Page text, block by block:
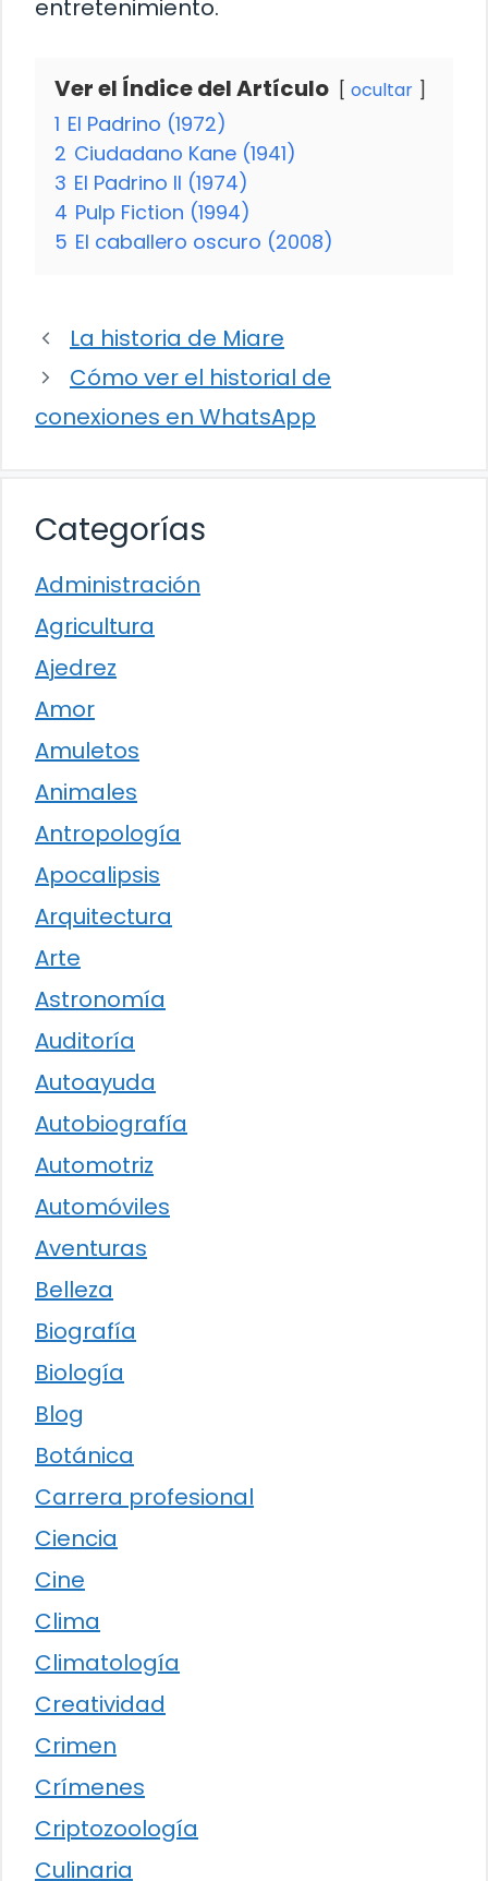
entretenimiento.
Ver el Índice del Artículo ocultar
1 El Padrino (1972)
2 Ciudadano Kane (1941)
3 El Padrino II (1974)
4 Pulp Fiction (1994)
5 El caballero oscuro (2008)
La historia de Miare
Cómo ver el historial de
conexiones en WhatsApp
Categorías
Administración
Agricultura
Ajedrez
Amor
Amuletos
Animales
Antropología
Apocalipsis
Arquitectura
Arte
Astronomía
Auditoría
Autoayuda
Autobiografía
Automotriz
Automóviles
Aventuras
Belleza
Biografía
Biología
Blog
Botánica
Carrera profesional
Ciencia
Cine
Clima
Climatología
Creatividad
Crimen
Crímenes
Criptozoología
Culinaria